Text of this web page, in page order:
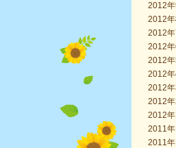
2012年
2012年
2012年
2012年
2012年
2012年
2012年
2012年
2012年
2011年
2011年